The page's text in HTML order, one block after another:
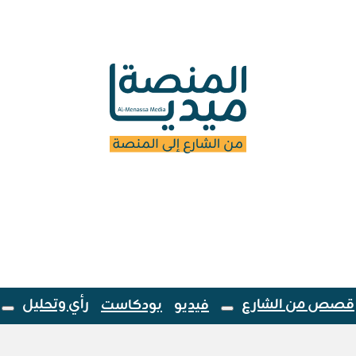
قصص من الشارع فيديو بودكاست رأي وتحليل